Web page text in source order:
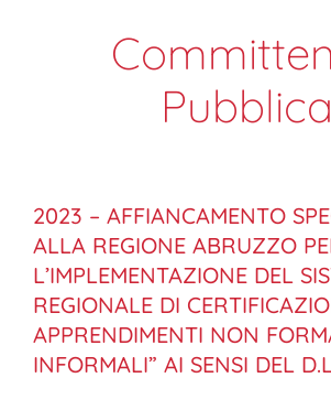
Pubblica
2023 – AFFIANCAMENTO
ALLA REGIONE ABRUZZO
L’IMPLEMENTAZIONE DEL
REGIONALE DI
APPRENDIMENTI NON
INFORMALI” AI SENSI DEL